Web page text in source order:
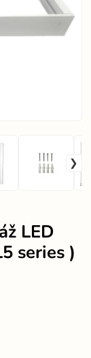
LED
series )